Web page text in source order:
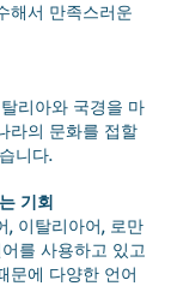
해서 만족스러운
리아와 국경을 마
라의 문화를 접할
니다.
기회
, 이탈리아어, 로만
를 사용하고 있고
문에 다양한 언어